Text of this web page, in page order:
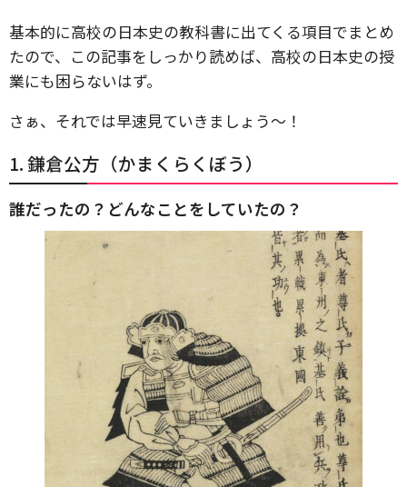
基本的に高校の日本史の教科書に出てくる項目でまとめ
たので、この記事をしっかり読めば、高校の日本史の授
業にも困らないはず。
さぁ、それでは早速見ていきましょう～！
1. 鎌倉公方（かまくらくぼう）
誰だったの？どんなことをしていたの？